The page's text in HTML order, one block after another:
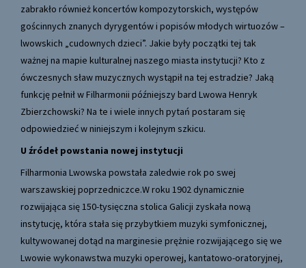
zabrakło również koncertów kompozytorskich, występów
gościnnych znanych dyrygentów i popisów młodych wirtuozów –
lwowskich „cudownych dzieci”. Jakie były początki tej tak
ważnej na mapie kulturalnej naszego miasta instytucji? Kto z
ówczesnych sław muzycznych wystąpił na tej estradzie? Jaką
funkcję pełnił w Filharmonii późniejszy bard Lwowa Henryk
Zbierzchowski? Na te i wiele innych pytań postaram się
odpowiedzieć w niniejszym i kolejnym szkicu.
U źródeł powstania nowej instytucji
Filharmonia Lwowska powstała zaledwie rok po swej
warszawskiej poprzedniczce.W roku 1902 dynamicznie
rozwijająca się 150-tysięczna stolica Galicji zyskała nową
instytucję, która stała się przybytkiem muzyki symfonicznej,
kultywowanej dotąd na marginesie prężnie rozwijającego się we
Lwowie wykonawstwa muzyki operowej, kantatowo-oratoryjnej,